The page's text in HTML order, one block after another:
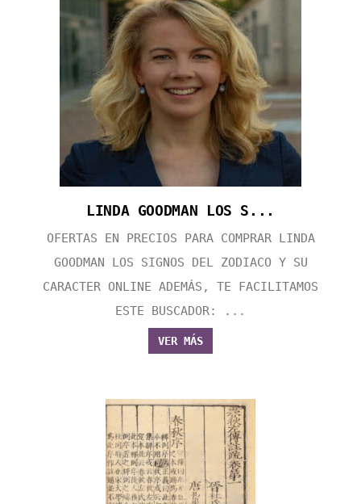
LINDA GOODMAN LOS S...
OFERTAS EN PRECIOS PARA COMPRAR LINDA
GOODMAN LOS SIGNOS DEL ZODIACO Y SU
CARACTER ONLINE ADEMÁS, TE FACILITAMOS
ESTE BUSCADOR: ...
VER MÁS